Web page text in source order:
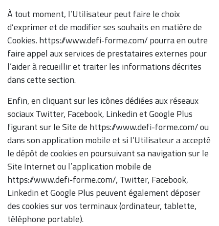
À tout moment, l’Utilisateur peut faire le choix
d’exprimer et de modifier ses souhaits en matière de
Cookies. https://www.defi-forme.com/ pourra en outre
faire appel aux services de prestataires externes pour
l’aider à recueillir et traiter les informations décrites
dans cette section.
Enfin, en cliquant sur les icônes dédiées aux réseaux
sociaux Twitter, Facebook, Linkedin et Google Plus
figurant sur le Site de https://www.defi-forme.com/ ou
dans son application mobile et si l’Utilisateur a accepté
le dépôt de cookies en poursuivant sa navigation sur le
Site Internet ou l’application mobile de
https://www.defi-forme.com/, Twitter, Facebook,
Linkedin et Google Plus peuvent également déposer
des cookies sur vos terminaux (ordinateur, tablette,
téléphone portable).